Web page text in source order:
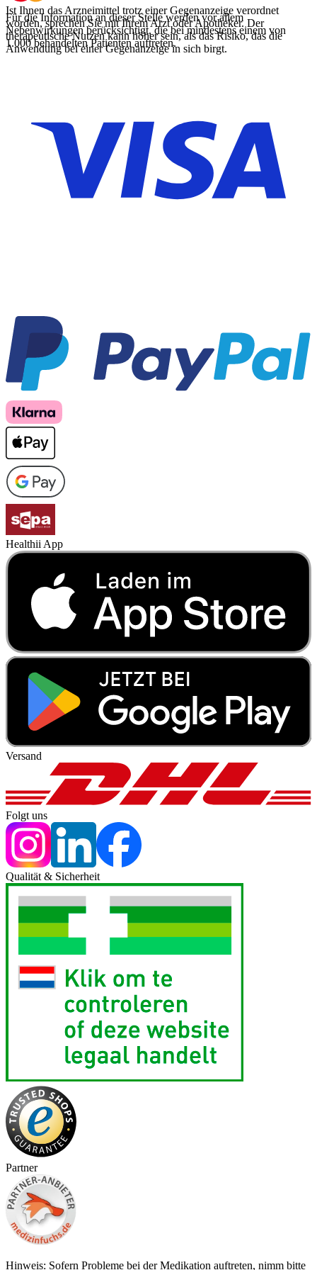
Ist Ihnen das Arzneimittel trotz einer Gegenanzeige verordnet
worden, sprechen Sie mit Ihrem Arzt oder Apotheker. Der
therapeutische Nutzen kann höher sein, als das Risiko, das die
Anwendung bei einer Gegenanzeige in sich birgt.
Für die Information an dieser Stelle werden vor allem
Nebenwirkungen berücksichtigt, die bei mindestens einem von
1.000 behandelten Patienten auftreten.
Healthii App
Versand
Folgt uns
Qualität & Sicherheit
Partner
Hinweis: Sofern Probleme bei der Medikation auftreten, nimm bitte